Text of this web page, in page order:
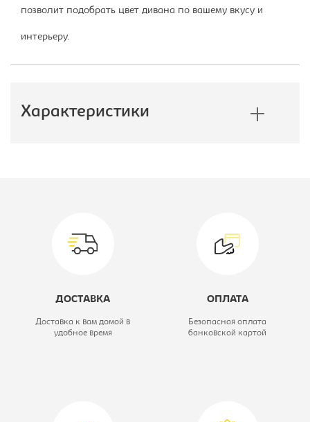
позволит подобрать цвет дивана по вашему вкусу и
интерьеру.
Характеристики
Цвет материала: bourbon 06/sun
ДОСТАВКА
Доставка к вам домой в
удобное время
ОПЛАТА
Безопасная оплата
банковской картой